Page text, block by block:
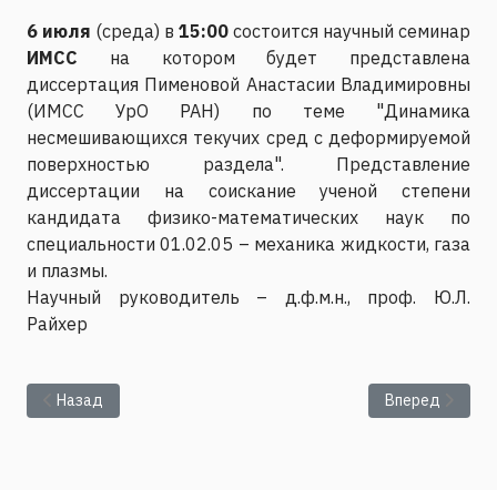
6 июля (среда) в 15:00 состоится научный семинар
ИМСС на котором будет представлена
диссертация Пименовой Анастасии Владимировны
(ИМСС УрО РАН) по теме "Динамика
несмешивающихся текучих сред с деформируемой
поверхностью раздела". Представление
диссертации на соискание ученой степени
кандидата физико-математических наук по
специальности 01.02.05 – механика жидкости, газа
и плазмы.
Научный руководитель – д.ф.м.н., проф. Ю.Л.
Райхер
Предыдущий: Представление диссертации Мамыкина
Назад Следующий:
Вперед